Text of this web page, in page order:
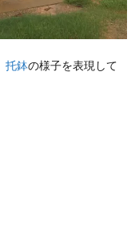
托鉢の様子を表現して